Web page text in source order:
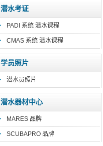
潜水考证
PADI 系统 潜水课程
CMAS 系统 潜水课程
学员照片
潜水员照片
潜水器材中心
MARES 品牌
SCUBAPRO 品牌